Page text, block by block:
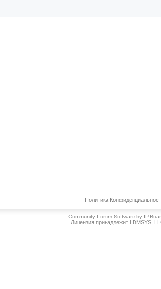
Политика
Community Forum Software by
Лицензия принадлежит LDMSYS,